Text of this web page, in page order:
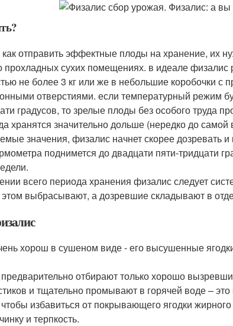
отправить эффектные плоды на хранение, их
прохладных сухих помещениях. в идеале
не более 3 кг или же в небольшие коробочки с
отверстиями. если температурный режим
градусов, то зрелые плоды без особого труда
хранятся значительно дольше (нередко до
значения, физалис начнет скорее дозревать
поднимется до двадцати пяти-тридцати
всего периода хранения физалис следует
выбрасывают, а дозревшие складывают в
хорош в сушеном виде - его высушенные
отбирают только хорошо
и тщательно промывают в горячей воде –
чтобы избавиться от покрывающего ягодки
и терпкость.